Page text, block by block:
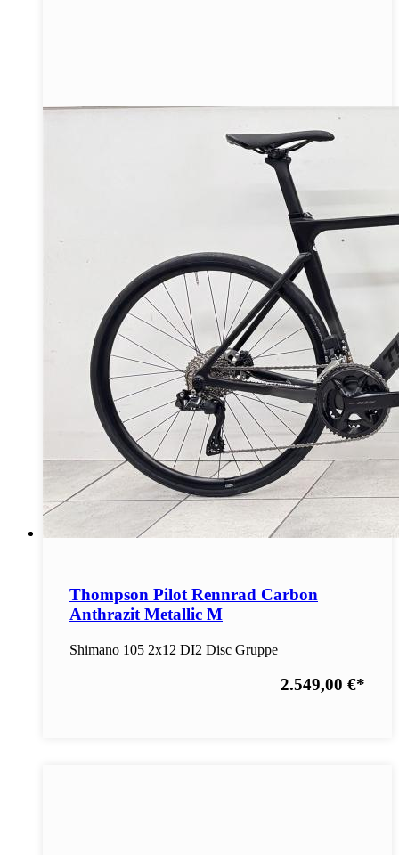
Thompson Pilot Rennrad Carbon
Anthrazit Metallic M
Shimano 105 2x12 DI2 Disc Gruppe
2.549,00 €*